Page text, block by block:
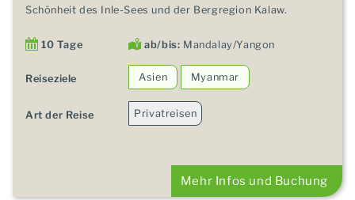
Schönheit des Inle-Sees und der Bergregion Kalaw.
10 Tage ab/bis: Mandalay/Yangon
Reiseziele Asien Myanmar
Art der Reise Privatreisen
Mehr Infos und Buchung